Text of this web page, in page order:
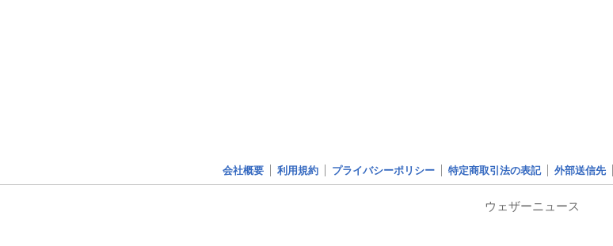
会社概要 利用規約 プライバシーポリシー 特定商取引法の表記 外部送信先
ウェザーニュース